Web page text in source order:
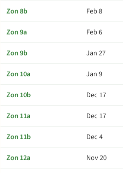
Zon 8b
Feb 8
Zon 9a
Feb 6
Zon 9b
Jan 27
Zon 10a
Jan 9
Zon 10b
Dec 17
Zon 11a
Dec 17
Zon 11b
Dec 4
Zon 12a
Nov 20